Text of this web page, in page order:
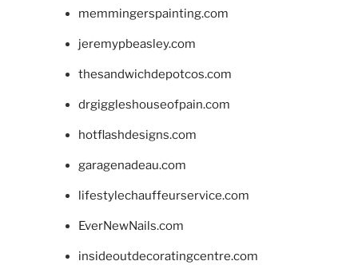
memmingerspainting.com
jeremypbeasley.com
thesandwichdepotcos.com
drgiggleshouseofpain.com
hotflashdesigns.com
garagenadeau.com
lifestylechauffeurservice.com
EverNewNails.com
insideoutdecoratingcentre.com